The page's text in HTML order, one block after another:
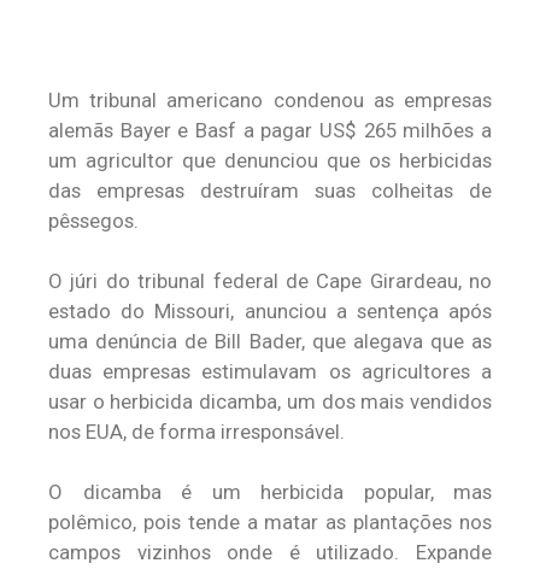
Um tribunal americano condenou as empresas
alemãs Bayer e Basf a pagar US$ 265 milhões a
um agricultor que denunciou que os herbicidas
das empresas destruíram suas colheitas de
pêssegos.
O júri do tribunal federal de Cape Girardeau, no
estado do Missouri, anunciou a sentença após
uma denúncia de Bill Bader, que alegava que as
duas empresas estimulavam os agricultores a
usar o herbicida dicamba, um dos mais vendidos
nos EUA, de forma irresponsável.
O dicamba é um herbicida popular, mas
polêmico, pois tende a matar as plantações nos
campos vizinhos onde é utilizado. Expande